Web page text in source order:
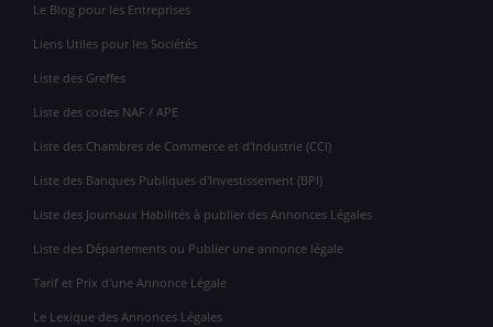
Le Blog pour les Entreprises
Liens Utiles pour les Sociétés
Liste des Greffes
Liste des codes NAF / APE
Liste des Chambres de Commerce et d'Industrie (CCI)
Liste des Banques Publiques d'Investissement (BPI)
Liste des Journaux Habilités à publier des Annonces Légales
Liste des Départements ou Publier une annonce légale
Tarif et Prix d'une Annonce Légale
Le Lexique des Annonces Légales